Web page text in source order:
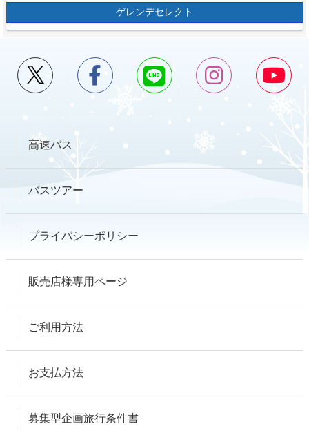
ゲレンデセレクト
高速バス
バスツアー
プライバシーポリシー
販売店様専用ページ
ご利用方法
お支払方法
募集型企画旅行条件書